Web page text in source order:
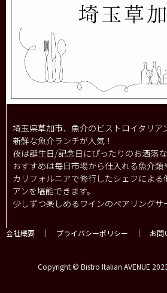
埼玉県草加市、魚介のビストロイタリア
新鮮な魚介ランチが人気！
夜は誕生日/記念日にぴったりのお洒落な
おすすめは毎日市場から仕入れる魚介類
カリフォルニアで修行したシェフによる
アンを堪能できます。
少しずつ楽しめるワインのペアリングサ
会社概要 ｜ プライバシーポリシー ｜ お問
Copyright © Bistro Italian AVENUE